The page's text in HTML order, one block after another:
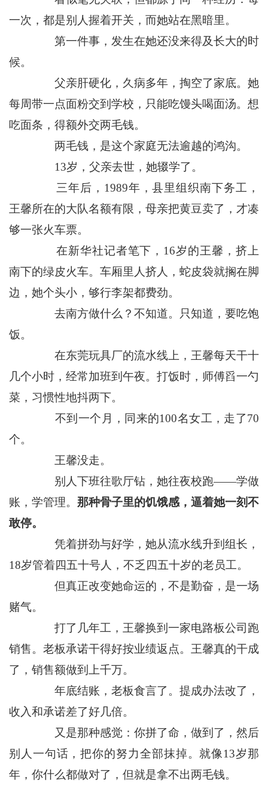
一次，都是别人握着开关，而她站在黑暗里。
第一件事，发生在她还没来得及长大的时
候。
父亲肝硬化，久病多年，掏空了家底。她
每周带一点面粉交到学校，只能吃馒头喝面汤。想
吃面条，得额外交两毛钱。
两毛钱，是这个家庭无法逾越的鸿沟。
13岁，父亲去世，她辍学了。
三年后，1989年，县里组织南下务工，
王馨所在的大队名额有限，母亲把黄豆卖了，才凑
够一张火车票。
在新华社记者笔下，16岁的王馨，挤上
南下的绿皮火车。车厢里人挤人，蛇皮袋就搁在脚
边，她个头小，够行李架都费劲。
去南方做什么？不知道。只知道，要吃饱
饭。
在东莞玩具厂的流水线上，王馨每天干十
几个小时，经常加班到午夜。打饭时，师傅舀一勺
菜，习惯性地抖两下。
不到一个月，同来的100名女工，走了70
个。
王馨没走。
别人下班往歌厅钻，她往夜校跑——学做
账，学管理。 那种骨子里的饥饿感，逼着她一刻不
敢停。
凭着拼劲与好学，她从流水线升到组长，
18岁管着四五十号人，不乏四五十岁的老员工。
但真正改变她命运的，不是勤奋，是一场
赌气。
打了几年工，王馨换到一家电路板公司跑
销售。老板承诺干得好按业绩返点。王馨真的干成
了，销售额做到上千万。
年底结账，老板食言了。提成办法改了，
收入和承诺差了好几倍。
又是那种感觉：你拼了命，做到了，然后
别人一句话，把你的努力全部抹掉。就像13岁那
年，你什么都做对了，但就是拿不出两毛钱。